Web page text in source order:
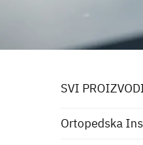
SVI
Ortopedska